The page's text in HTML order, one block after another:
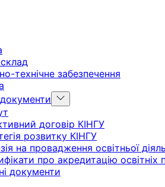
технічне забезпечення
Show
sub
договір КІНГУ
розвитку КІНГУ
на провадження освітньої
про акредитацію освітніх
документи